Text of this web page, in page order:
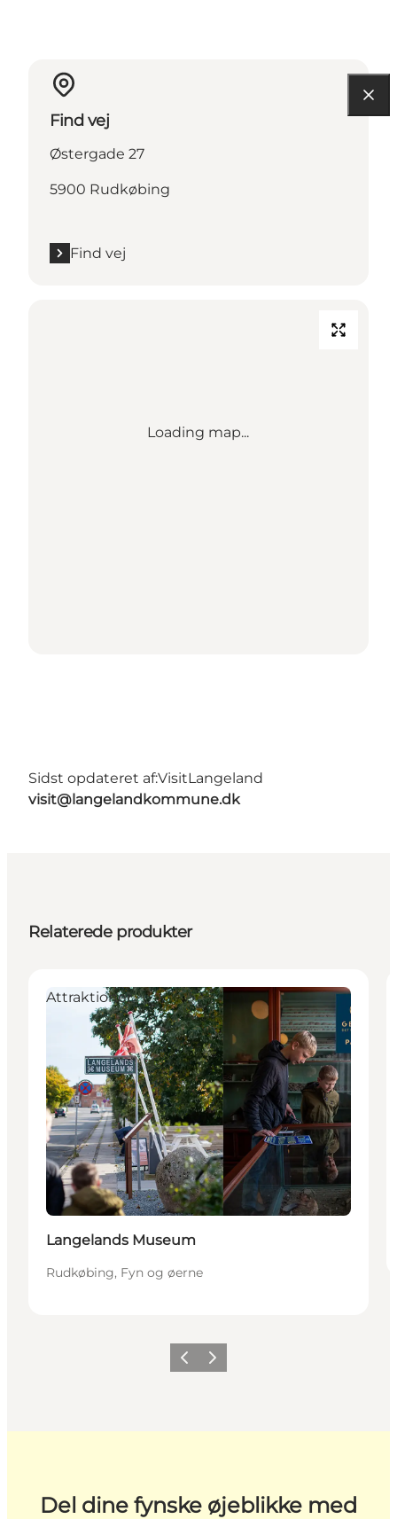
Find vej
Østergade 27
5900 Rudkøbing
Find vej
Loading map...
Sidst opdateret af:VisitLangeland
visit@langelandkommune.dk
Relaterede produkter
Attraktioner
Langelands Museum
Rudkøbing, Fyn og øerne
ForrigeNæste
Del dine fynske øjeblikke med